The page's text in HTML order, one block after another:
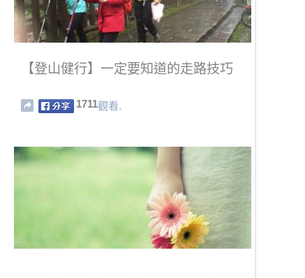
【登山健行】一定要知道的走路技巧
1711觀看.